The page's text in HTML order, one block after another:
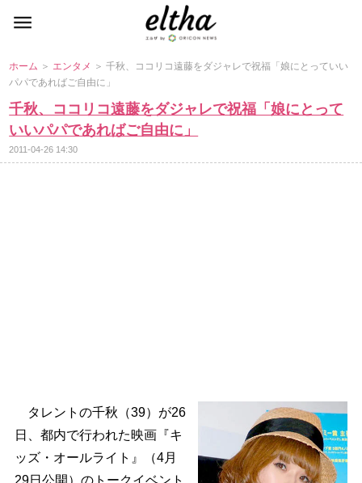
ホーム ＞ エンタメ ＞ 千秋、ココリコ遠藤をダジャレで祝福「娘にとっていい
パパであればご自由に」
千秋、ココリコ遠藤をダジャレで祝福「娘にとって
いいパパであればご自由に」
2011-04-26 14:30
タレントの千秋（39）が26
日、都内で行われた映画『キ
ッズ・オールライト』（4月
29日公開）のトークイベント